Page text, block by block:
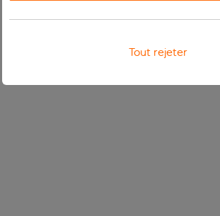
Tout rejeter